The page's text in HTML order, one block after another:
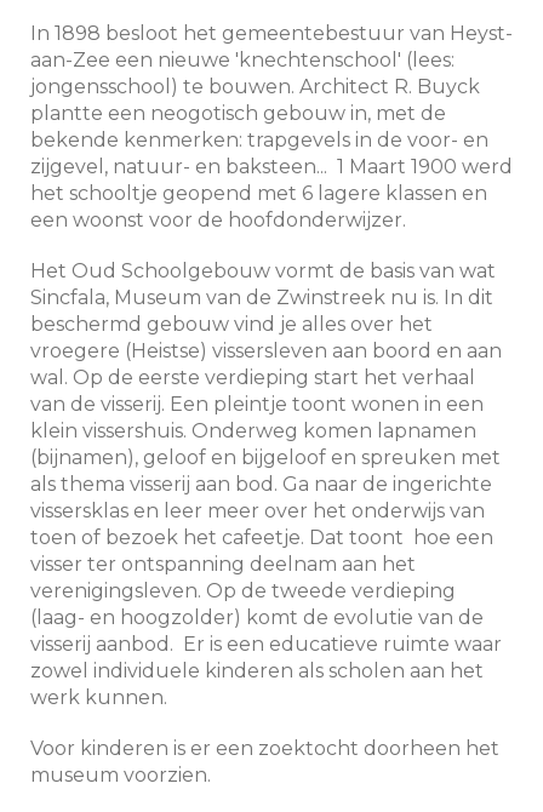
In 1898 besloot het gemeentebestuur van Heyst-
aan-Zee een nieuwe 'knechtenschool' (lees:
jongensschool) te bouwen. Architect R. Buyck
plantte een neogotisch gebouw in, met de
bekende kenmerken: trapgevels in de voor- en
zijgevel, natuur- en baksteen... 1 Maart 1900 werd
het schooltje geopend met 6 lagere klassen en
een woonst voor de hoofdonderwijzer.
Het Oud Schoolgebouw vormt de basis van wat
Sincfala, Museum van de Zwinstreek nu is. In dit
beschermd gebouw vind je alles over het
vroegere (Heistse) vissersleven aan boord en aan
wal. Op de eerste verdieping start het verhaal
van de visserij. Een pleintje toont wonen in een
klein vissershuis. Onderweg komen lapnamen
(bijnamen), geloof en bijgeloof en spreuken met
als thema visserij aan bod. Ga naar de ingerichte
vissersklas en leer meer over het onderwijs van
toen of bezoek het cafeetje. Dat toont hoe een
visser ter ontspanning deelnam aan het
verenigingsleven. Op de tweede verdieping
(laag- en hoogzolder) komt de evolutie van de
visserij aanbod. Er is een educatieve ruimte waar
zowel individuele kinderen als scholen aan het
werk kunnen.
Voor kinderen is er een zoektocht doorheen het
museum voorzien.